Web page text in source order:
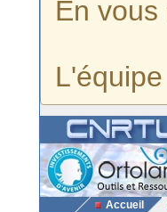
En vous
Accueil